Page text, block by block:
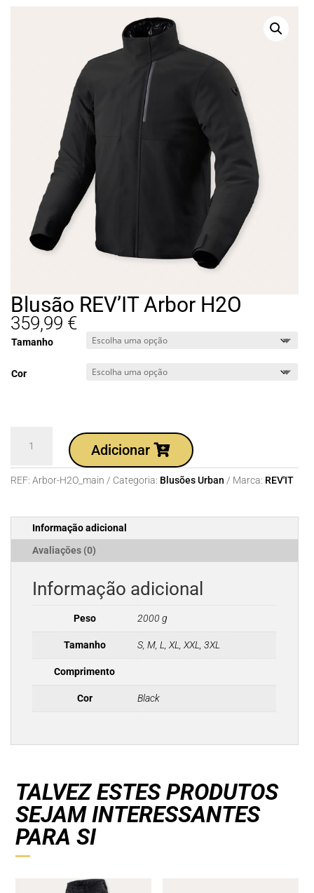
Blusão REV’IT Arbor H2O
359,99 €
Tamanho
Cor
Blusão
REV'IT
H2O
Adicionar
REF: Arbor-H2O_main Categoria: Blusões Urban Marca: REV'IT
Informação adicional
Avaliações (0)
Informação adicional
Peso 2000 g
Tamanho S, M, L, XL, XXL, 3XL
Comprimento
Cor Black
TALVEZ ESTES PRODUTOS
SEJAM INTERESSANTES
PARA SI